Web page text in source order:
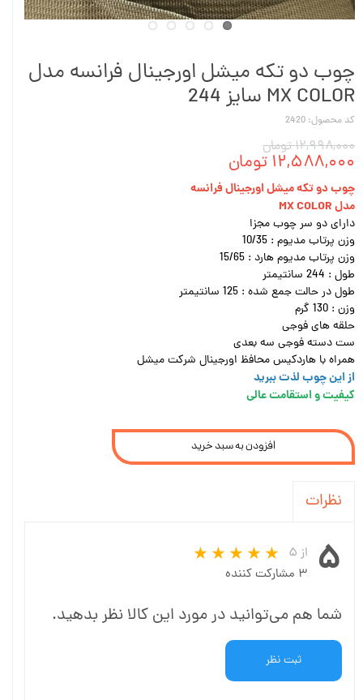
چوب دو تکه میشل اورجینال فرانسه مدل
MX COLOR سایز 244
کد محصول: 2420
۱۲,۹۹۸,۰۰۰ تومان
۱۲,۵۸۸,۰۰۰ تومان
چوب دو تکه میشل اورجینال فرانسه
مدل MX COLOR
دارای دو سر چوب مجزا
وزن پرتاب مدیوم : 10/35
وزن پرتاب مدیوم هارد : 15/65
طول : 244 سانتیمتر
طول در حالت جمع شده : 125 سانتیمتر
وزن : 130 گرم
حلقه های فوجی
ست دسته فوجی سه بعدی
همراه با هاردکیس محافظ اورجینال شرکت میشل
از این چوب لذت ببرید
کیفیت و استقامت عالی
افزودن به سبد خرید
نظرات
۵ از ۵
۳ مشارکت کننده
شما هم می‌توانید در مورد این کالا نظر بدهید.
ثبت نظر